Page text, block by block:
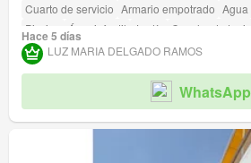
Cuarto de servicio Armario empotrado Agua
Piscina
Área infantil Jardín Cancha de tenis
Hace 5 días
LUZ MARIA DELGADO RAMOS
WhatsApp